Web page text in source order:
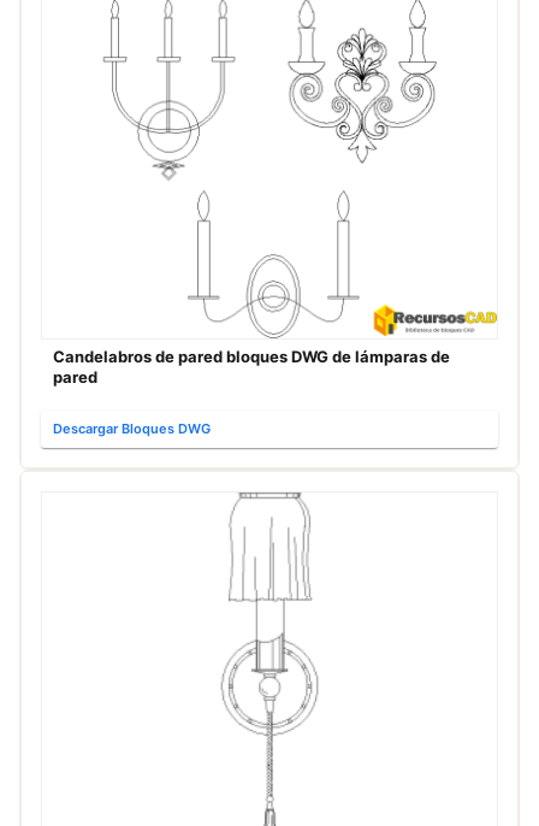
Candelabros de pared bloques DWG de lámparas de
pared
Descargar Bloques DWG